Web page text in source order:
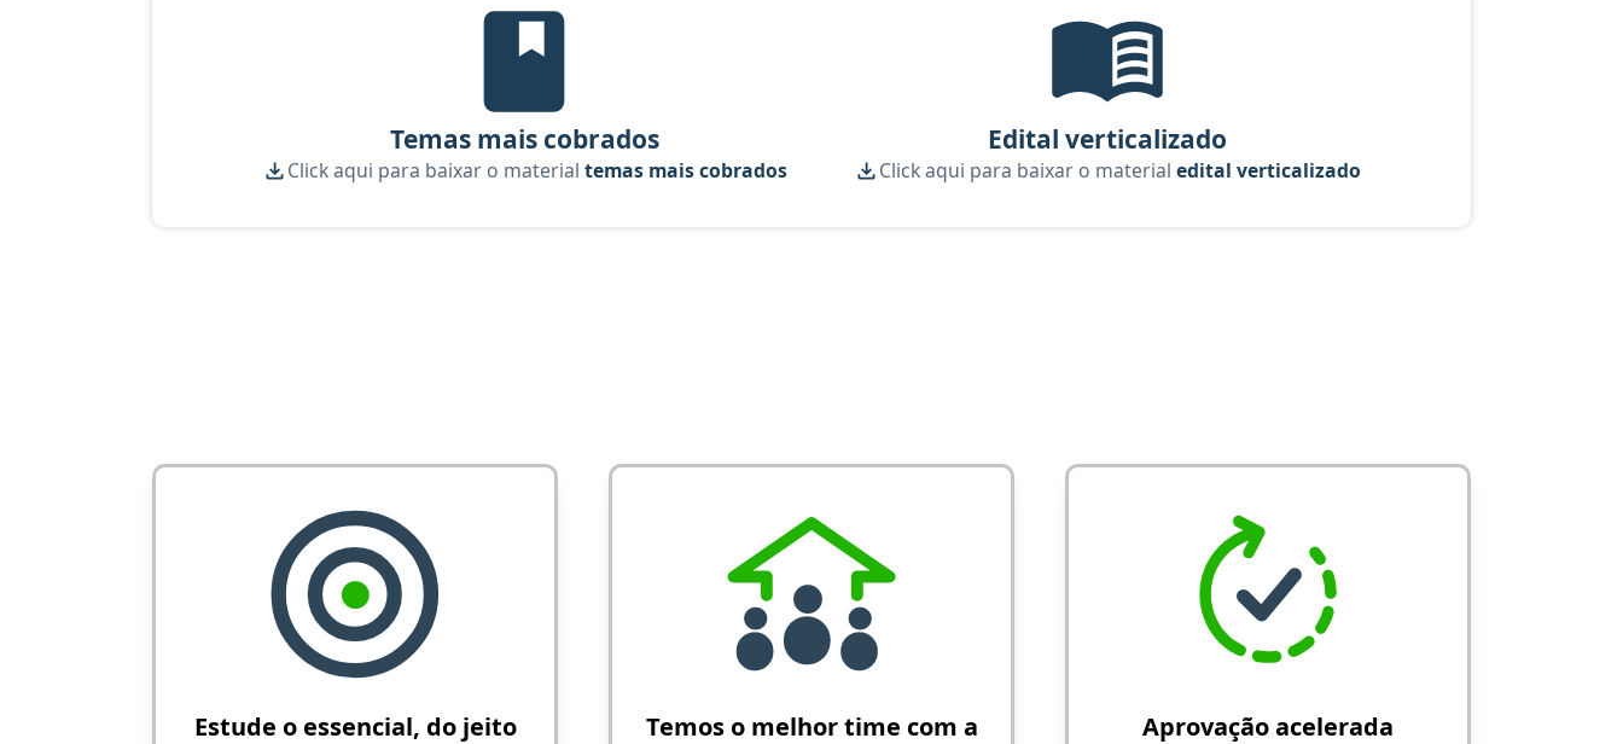
Temas mais cobrados, material gratuito do Aprova Concursos para o curso Oficial: Psicologia - Conhecimentos Básicos
Temas mais cobrados
Click aqui para baixar o material temas mais cobrados
Edital verticalizado
Click aqui para baixar o materialedital verticalizado
Estude o essencial, do jeito
Temos o melhor time com a
Aprovação acelerada